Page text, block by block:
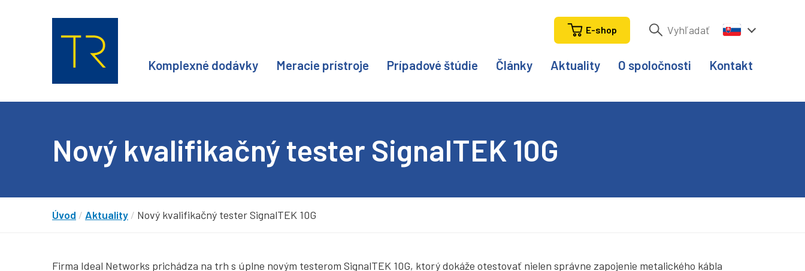
E-shop
Komplexné dodávky Meracie prístroje Prípadové štúdie Články Aktuality O spoločnosti Kontakt
Nový kvalifikačný tester SignalTEK 10G
Úvod / Aktuality / Nový kvalifikačný tester SignalTEK 10G
Firma Ideal Networks prichádza na trh s úplne novým testerom SignalTEK 10G, ktorý dokáže otestovať nielen správne zapojenie metalického kábla